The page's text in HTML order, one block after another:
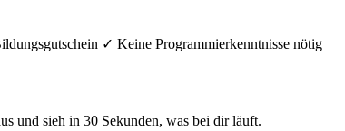
✓ Keine Programmierkenntnisse nötig
und sieh in 30 Sekunden, was bei dir läuft.